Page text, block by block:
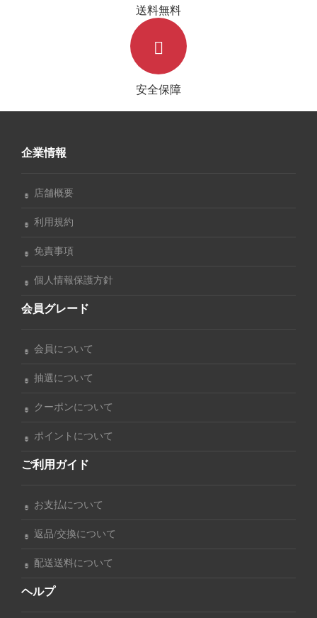
送料無料
安全保障
企業情報
店舗概要
利用規約
免責事項
個人情報保護方針
会員グレード
会員について
抽選について
クーポンについて
ポイントについて
ご利用ガイド
お支払について
返品/交換について
配送送料について
ヘルプ